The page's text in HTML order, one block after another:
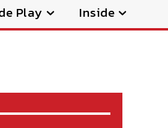
Play Inside